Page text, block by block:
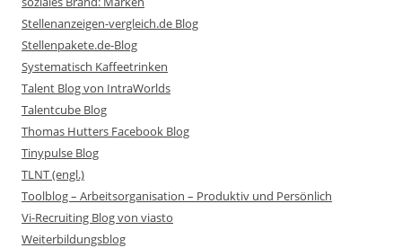
Stellenanzeigen-vergleich.de Blog
Stellenpakete.de-Blog
Systematisch Kaffeetrinken
Talent Blog von IntraWorlds
Talentcube Blog
Thomas Hutters Facebook Blog
Tinypulse Blog
TLNT (engl.)
Toolblog – Arbeitsorganisation – Produktiv und Persönlich
Vi-Recruiting Blog von viasto
Weiterbildungsblog